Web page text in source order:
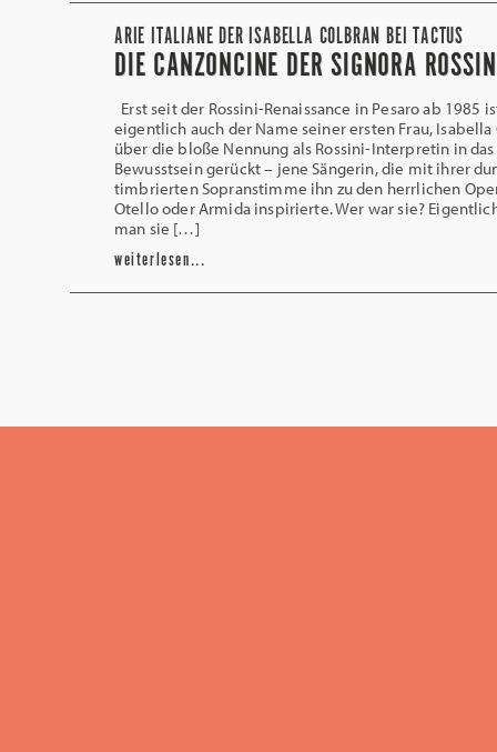
ARIE ITALIANE DER ISABELLA COLBRAN BEI TACTUS
DIE CANZONCINE DER SIGNORA
Erst seit der Rossini-Renaissance in Pesaro ab 1985
eigentlich auch der Name seiner ersten Frau, Isabella
über die bloße Nennung als Rossini-Interpretin in
Bewusstsein gerückt – jene Sängerin, die mit ihrer
timbrierten Sopranstimme ihn zu den herrlichen
Otello oder Armida inspirierte. Wer war sie?
man sie […]
weiterlesen...